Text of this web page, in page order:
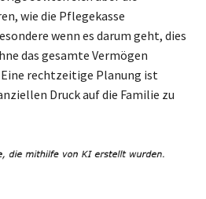
wie die Pflegekasse
wenn es darum geht, dies
das gesamte Vermögen
rechtzeitige Planung ist
Druck auf die Familie zu